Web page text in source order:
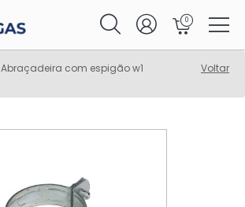
0
Abraçadeira com espigão w1
Voltar